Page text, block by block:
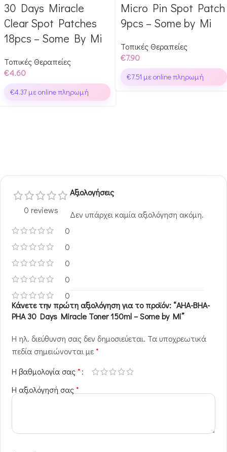
Αγόρασε & κέρδισε 46
Glow Points!
30 Days Miracle
Clear Spot Patches
18pcs – Some By Mi
Τοπικές Θεραπείες
€4.60
€4.37 με online πληρωμή
Αγόρασε & κέρδισε 79
Glow Points!
Micro Pin Spot Patch
9pcs – Some by Mi
Τοπικές Θεραπείες
€7.90
€7.51 με online πληρωμή
0 reviews
0
0
0
0
0
Αξιολογήσεις
Δεν υπάρχει καμία αξιολόγηση ακόμη.
Κάνετε την πρώτη αξιολόγηση για το προϊόν: “AHA-BHA-
PHA 30 Days Miracle Toner 150ml – Some by Mi”
Η ηλ. διεύθυνση σας δεν δημοσιεύεται. Τα υποχρεωτικά
πεδία σημειώνονται με*
Η βαθμολογία σας*
Η αξιολόγησή σας*